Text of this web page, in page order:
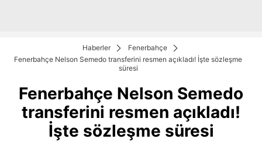
Haberler
Fenerbahçe
Fenerbahçe Nelson Semedo transferini resmen açıkladı! İşte sözleşme
süresi
Fenerbahçe Nelson Semedo
transferini resmen açıkladı!
İşte sözleşme süresi